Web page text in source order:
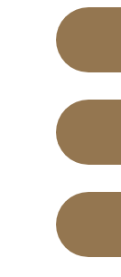
감한
및
성생
본 사이트
래와 같은
수집
밀번
정보 ,
개인
제5조 개인